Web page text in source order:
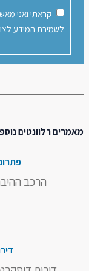
קראתי ואני
לשמירת המידע
מאמרים רלוונטים
הרכב